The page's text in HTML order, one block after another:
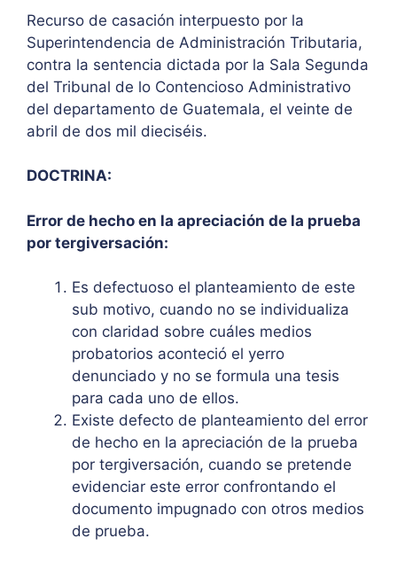
Recurso de casación interpuesto por la
Superintendencia de Administración Tributaria,
contra la sentencia dictada por la Sala Segunda
del Tribunal de lo Contencioso Administrativo
del departamento de Guatemala, el veinte de
abril de dos mil dieciséis.
DOCTRINA:
Error de hecho en la apreciación de la prueba
por tergiversación:
Es defectuoso el planteamiento de este
sub motivo, cuando no se individualiza
con claridad sobre cuáles medios
probatorios aconteció el yerro
denunciado y no se formula una tesis
para cada uno de ellos.
Existe defecto de planteamiento del error
de hecho en la apreciación de la prueba
por tergiversación, cuando se pretende
evidenciar este error confrontando el
documento impugnado con otros medios
de prueba.